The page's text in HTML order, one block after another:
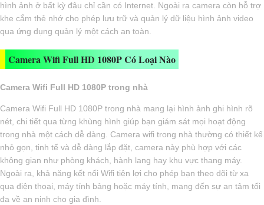
hình ảnh ở bất kỳ đâu chỉ cần có Internet. Ngoài ra camera còn hỗ trợ
khe cắm thẻ nhớ cho phép lưu trữ và quản lý dữ liệu hình ảnh video
qua ứng dụng quản lý một cách an toàn.
Camera Wifi Full HD 1080P Có Loại Nào
Camera Wifi Full HD 1080P trong nhà
Camera Wifi Full HD 1080P trong nhà mang lại hình ảnh ghi hình rõ
nét, chi tiết qua từng khùng hình giúp bạn giám sát mọi hoạt động
trong nhà một cách dễ dàng. Camera wifi trong nhà thường có thiết kế
nhỏ gọn, tinh tế và dễ dàng lắp đặt, camera này phù hợp với các
không gian như phòng khách, hành lang hay khu vực thang máy.
Ngoài ra, khả năng kết nối Wifi tiện lợi cho phép bạn theo dõi từ xa
qua điện thoại, máy tính bảng hoặc máy tính, mang đến sự an tâm tối
đa về an ninh cho gia đình.